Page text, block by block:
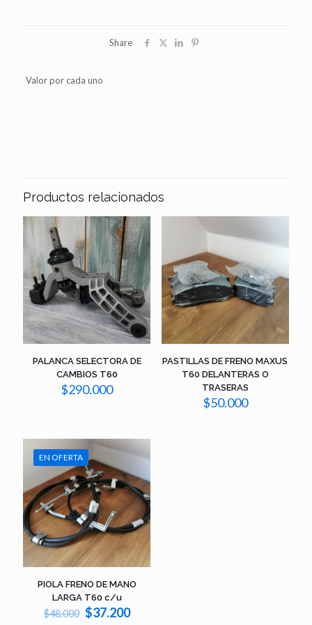
Share
Valor por cada uno
Productos relacionados
PALANCA SELECTORA DE
CAMBIOS T60
$290.000
PASTILLAS DE FRENO MAXUS
T60 DELANTERAS O
TRASERAS
$50.000
EN OFERTA
PIOLA FRENO DE MANO
LARGA T60 c/u
$48.000 El
$37.200El